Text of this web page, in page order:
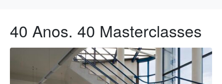
40 Anos. 40 Masterclasses